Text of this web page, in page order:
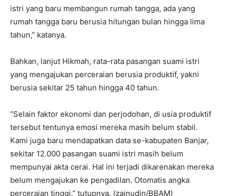
istri yang baru membangun rumah tangga, ada yang
rumah tangga baru berusia hitungan bulan hingga lima
tahun,” katanya.
Bahkan, lanjut Hikmah, rata-rata pasangan suami istri
yang mengajukan perceraian berusia produktif, yakni
berusia sekitar 25 tahun hingga 40 tahun.
“Selain faktor ekonomi dan perjodohan, di usia produktif
tersebut tentunya emosi mereka masih belum stabil.
Kami juga baru mendapatkan data se-kabupaten Banjar,
sekitar 12.000 pasangan suami istri masih belum
mempunyai akta cerai. Hal ini terjadi dikarenakan mereka
belum mengajukan ke pengadilan. Otomatis angka
perceraian tinggi,” tutupnya. (zainudin/BBAM)